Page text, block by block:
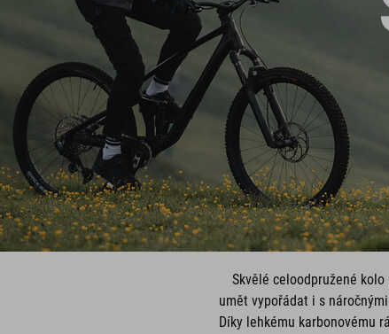
Skvělé celoodpružené
umět vypořádat i s
Díky lehkému karbonovému